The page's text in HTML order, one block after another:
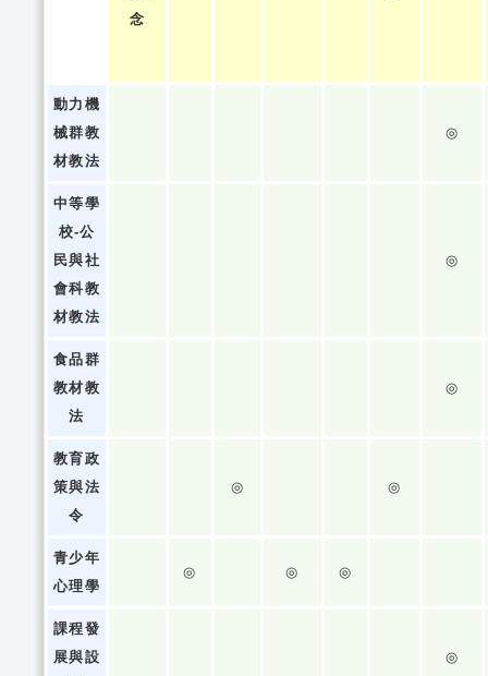
念
動力機
械群教
材教法
◎
中等學
校-公
民與社
會科教
材教法
◎
食品群
教材教
法
◎
教育政
策與法
令
◎ ◎
青少年
心理學
◎ ◎ ◎
課程發
展與設
◎